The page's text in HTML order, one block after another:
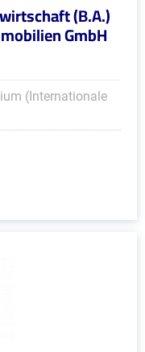
(B.A.)
GmbH
(Internationale